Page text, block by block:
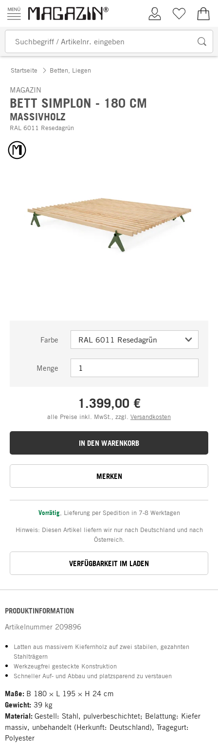
Zum Inhalt springen
Kundenkonto
Merkliste
Startseite Betten, Liegen
MAGAZIN
BETT SIMPLON - 180 CM
MASSIVHOLZ
RAL 6011 Resedagrün
Farbe
Menge
1.399,00 €
alle Preise inkl. MwSt., zzgl. Versandkosten
IN DEN WARENKORB
MERKEN
Vorrätig, Lieferung per Spedition in 7-8 Werktagen
Hinweis: Diesen Artikel liefern wir nur nach Deutschland und nach
Österreich.
VERFÜGBARKEIT IM LADEN
PRODUKTINFORMATION
Artikelnummer 209896
Latten aus massivem Kiefernholz auf zwei stabilen, gezahnten
Stahlträgern
Werkzeugfrei gesteckte Konstruktion
Schneller Auf- und Abbau und platzsparend zu verstauen
Maße: B 180 × L 195 × H 24 cm
Gewicht: 39 kg
Material: Gestell: Stahl, pulverbeschichtet; Belattung: Kiefer
massiv, unbehandelt (Herkunft: Deutschland), Tragegurt:
Polyester